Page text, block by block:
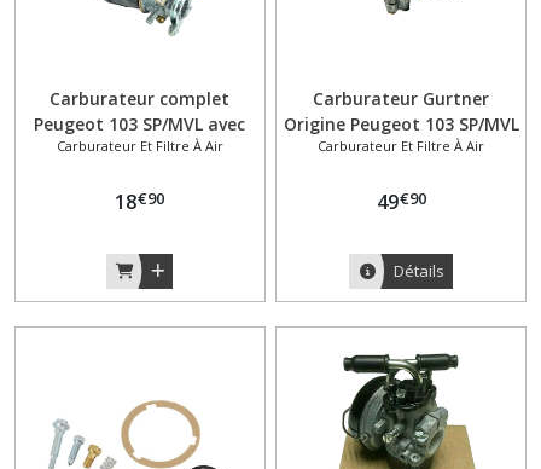
Carburateur complet
Peugeot 103 SP/MVL avec
filtre à air
Carburateur Et Filtre À Air
18€90
Carburateur Gurtner
Origine Peugeot 103 SP/MVL
avec Filtre à Air – Diamètre
Française
Carburateur Et Filtre À Air
49€90
Détails
Klaxon
(4)
(16)
réservoir
(3)